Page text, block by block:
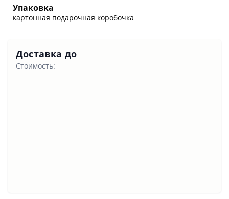
Упаковка
картонная подарочная коробочка
Доставка до
Стоимость: